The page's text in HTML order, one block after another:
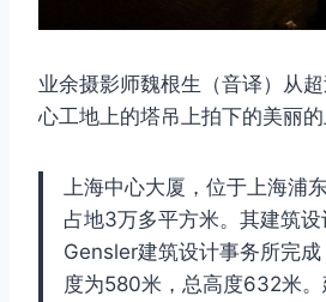
业余摄影师魏根生（音译）从
心工地上的塔吊上拍下的美丽的
上海中心大厦，位于上海浦
占地3万多平方米。其建筑
Gensler建筑设计事务所完
度为580米，总高度632米